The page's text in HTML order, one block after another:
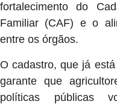
fortalecimento do
Familiar (CAF) e o
entre os órgãos.
O cadastro, que já
garante que
políticas públicas